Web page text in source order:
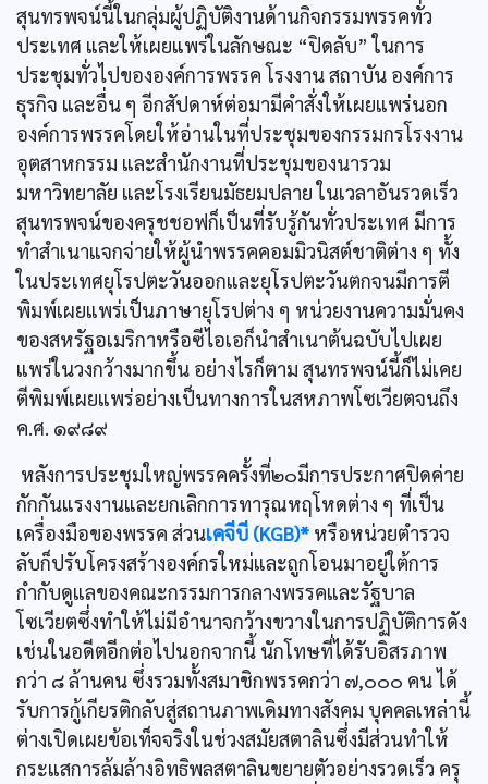
สุนทรพจน์นี้ในกลุ่มผู้ปฏิบัติงานด้านกิจกรรมพรรคทั่ว
ประเทศ และให้เผยแพร่ในลักษณะ “ปิดลับ” ในการ
ประชุมทั่วไปขององค์การพรรค โรงงาน สถาบัน องค์การ
ธุรกิจ และอื่น ๆ อีกสัปดาห์ต่อมามีคำสั่งให้เผยแพร่นอก
องค์การพรรคโดยให้อ่านในที่ประชุมของกรรมกรโรงงาน
อุตสาหกรรม และสำนักงานที่ประชุมของนารวม
มหาวิทยาลัย และโรงเรียนมัธยมปลาย ในเวลาอันรวดเร็ว
สุนทรพจน์ของครุชชอฟก็เป็นที่รับรู้กันทั่วประเทศ มีการ
ทำสำเนาแจกจ่ายให้ผู้นำพรรคคอมมิวนิสต์ชาติต่าง ๆ ทั้ง
ในประเทศยุโรปตะวันออกและยุโรปตะวันตกจนมีการตี
พิมพ์เผยแพร่เป็นภาษายุโรปต่าง ๆ หน่วยงานความมั่นคง
ของสหรัฐอเมริกาหรือซีไอเอก็นำสำเนาต้นฉบับไปเผย
แพร่ในวงกว้างมากขึ้น อย่างไรก็ตาม สุนทรพจน์นี้ก็ไม่เคย
ตีพิมพ์เผยแพร่อย่างเป็นทางการในสหภาพโซเวียตจนถึง
ค.ศ. ๑๙๘๙
หลังการประชุมใหญ่พรรคครั้งที่๒๐มีการประกาศปิดค่าย
กักกันแรงงานและยกเลิกการทารุณหฤโหดต่าง ๆ ที่เป็น
เครื่องมือของพรรค ส่วนเคจีบี (KGB)* หรือหน่วยตำรวจ
ลับก็ปรับโครงสร้างองค์กรใหม่และถูกโอนมาอยู่ใต้การ
กำกับดูแลของคณะกรรมการกลางพรรคและรัฐบาล
โซเวียตซึ่งทำให้ไม่มีอำนาจกว้างขวางในการปฏิบัติการดัง
เช่นในอดีตอีกต่อไปนอกจากนี้ นักโทษที่ได้รับอิสรภาพ
กว่า ๘ ล้านคน ซึ่งรวมทั้งสมาชิกพรรคกว่า ๗,๐๐๐ คน ได้
รับการกู้เกียรติกลับสู่สถานภาพเดิมทางสังคม บุคคลเหล่านี้
ต่างเปิดเผยข้อเท็จจริงในช่วงสมัยสตาลินซึ่งมีส่วนทำให้
กระแสการล้มล้างอิทธิพลสตาลินขยายตัวอย่างรวดเร็ว ครุ